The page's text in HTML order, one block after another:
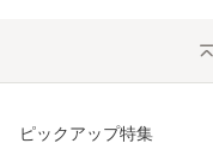
ピックアップ特集